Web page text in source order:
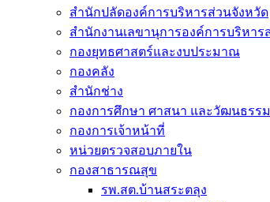
สำนักปลัดองค์การบริหารส่วนจังหวัด
สำนักงานเลขานุการองค์การบริหาร
กองยุทธศาสตร์และงบประมาณ
กองคลัง
สำนักช่าง
กองการศึกษา ศาสนา และวัฒนธรรม
กองการเจ้าหน้าที่
หน่วยตรวจสอบภายใน
กองสาธารณสุข
รพ.สต.บ้านสระตลุง